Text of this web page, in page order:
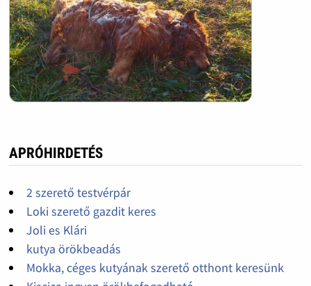
APRÓHIRDETÉS
2 szerető testvérpár
Loki szerető gazdit keres
Joli es Klári
kutya örökbeadás
Mokka, céges kutyának szerető otthont keresünk